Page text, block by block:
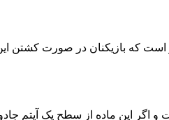
که بازیکنان در صورت کشتن این
و اگر این ماده از سطح یک آیتم